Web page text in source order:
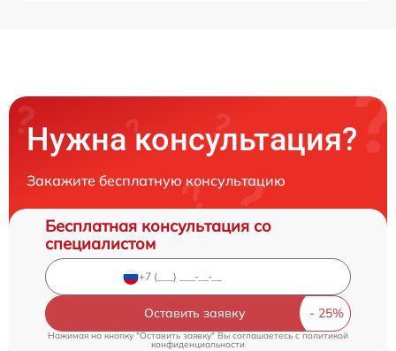
Нужна консультация?
Закажите бесплатную консультацию
Бесплатная консультация со
специалистом
Оставить заявку
Нажимая на кнопку "Оставить заявку" Вы соглашаетесь cполитикой
конфиденциальности